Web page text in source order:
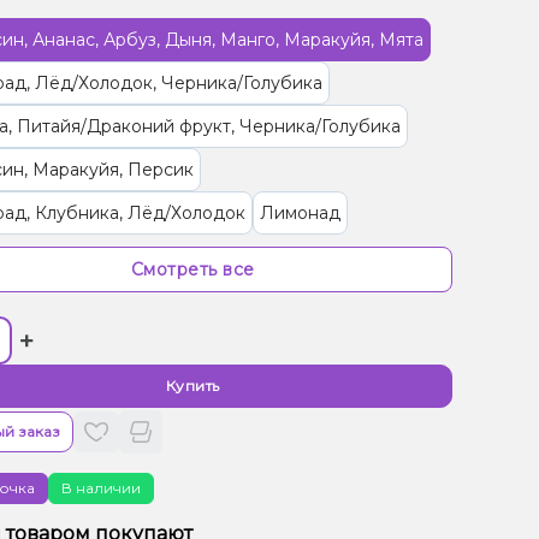
Ананас, Арбуз, Дыня, Манго, Маракуйя, Мята
Лёд/Холодок, Черника/Голубика
Питайя/Драконий фрукт, Черника/Голубика
Маракуйя, Персик
Клубника, Лёд/Холодок
Лимонад
Холодок
Мультифрукт
Дыня, Манго
Ягоды
Лёд/Холодок, Манго
Грейпфрут, Лайм, Лёд/Холодок, Лимон, Мята
Малина, Мандарин
Маракуйя, Цитрусы
Смотреть все
+
Купить
заказ
В наличии
товаром покупают